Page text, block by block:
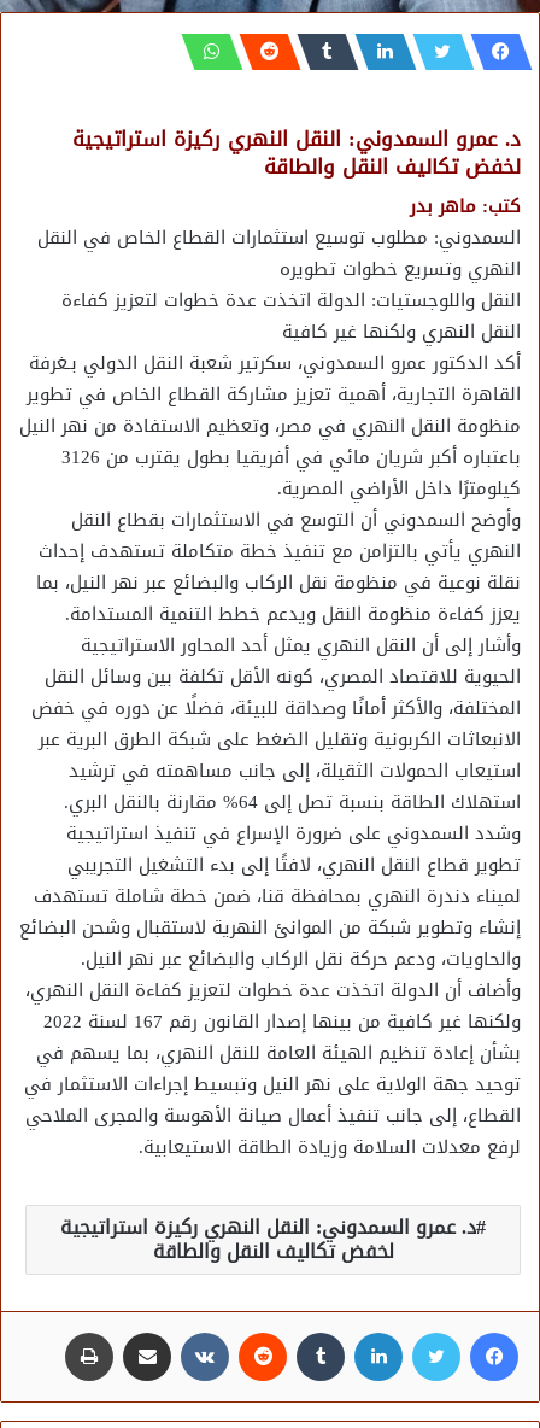
د. عمرو السمدوني: النقل النهري ركيزة استراتيجية
لخفض تكاليف النقل والطاقة
كتب: ماهر بدر
السمدوني: مطلوب توسيع استثمارات القطاع الخاص في النقل
النهري وتسريع خطوات تطويره
النقل واللوجستيات: الدولة اتخذت عدة خطوات لتعزيز كفاءة
النقل النهري ولكنها غير كافية
أكد الدكتور عمرو السمدوني، سكرتير شعبة النقل الدولي بـغرفة
القاهرة التجارية، أهمية تعزيز مشاركة القطاع الخاص في تطوير
منظومة النقل النهري في مصر، وتعظيم الاستفادة من نهر النيل
باعتباره أكبر شريان مائي في أفريقيا بطول يقترب من 3126
كيلومترًا داخل الأراضي المصرية.
وأوضح السمدوني أن التوسع في الاستثمارات بقطاع النقل
النهري يأتي بالتزامن مع تنفيذ خطة متكاملة تستهدف إحداث
نقلة نوعية في منظومة نقل الركاب والبضائع عبر نهر النيل، بما
يعزز كفاءة منظومة النقل ويدعم خطط التنمية المستدامة.
وأشار إلى أن النقل النهري يمثل أحد المحاور الاستراتيجية
الحيوية للاقتصاد المصري، كونه الأقل تكلفة بين وسائل النقل
المختلفة، والأكثر أمانًا وصداقة للبيئة، فضلًا عن دوره في خفض
الانبعاثات الكربونية وتقليل الضغط على شبكة الطرق البرية عبر
استيعاب الحمولات الثقيلة، إلى جانب مساهمته في ترشيد
استهلاك الطاقة بنسبة تصل إلى 64% مقارنة بالنقل البري.
وشدد السمدوني على ضرورة الإسراع في تنفيذ استراتيجية
تطوير قطاع النقل النهري، لافتًا إلى بدء التشغيل التجريبي
لميناء دندرة النهري بمحافظة قنا، ضمن خطة شاملة تستهدف
إنشاء وتطوير شبكة من الموانئ النهرية لاستقبال وشحن البضائع
والحاويات، ودعم حركة نقل الركاب والبضائع عبر نهر النيل.
وأضاف أن الدولة اتخذت عدة خطوات لتعزيز كفاءة النقل النهري،
ولكنها غير كافية من بينها إصدار القانون رقم 167 لسنة 2022
بشأن إعادة تنظيم الهيئة العامة للنقل النهري، بما يسهم في
توحيد جهة الولاية على نهر النيل وتبسيط إجراءات الاستثمار في
القطاع، إلى جانب تنفيذ أعمال صيانة الأهوسة والمجرى الملاحي
لرفع معدلات السلامة وزيادة الطاقة الاستيعابية.
د. عمرو السمدوني: النقل النهري ركيزة استراتيجية
لخفض تكاليف النقل والطاقة
فيسبوك تويتر لينكدإن مشاركة عبر البريد